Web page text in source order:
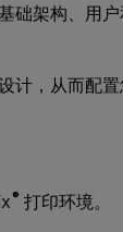
础架构、用
计，从而配
® 打印环境。